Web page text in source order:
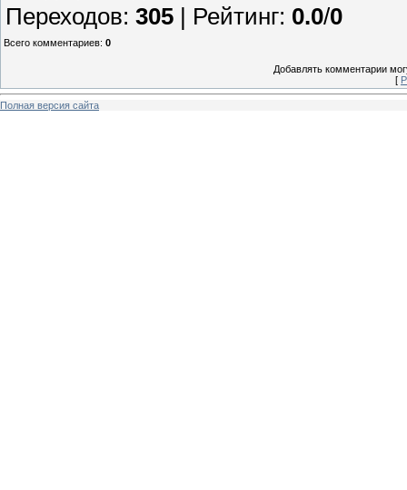
Переходов: 305 | Рейтинг: 0.0/0
Всего комментариев: 0
Добавлять комментарии
[
Полная версия сайта